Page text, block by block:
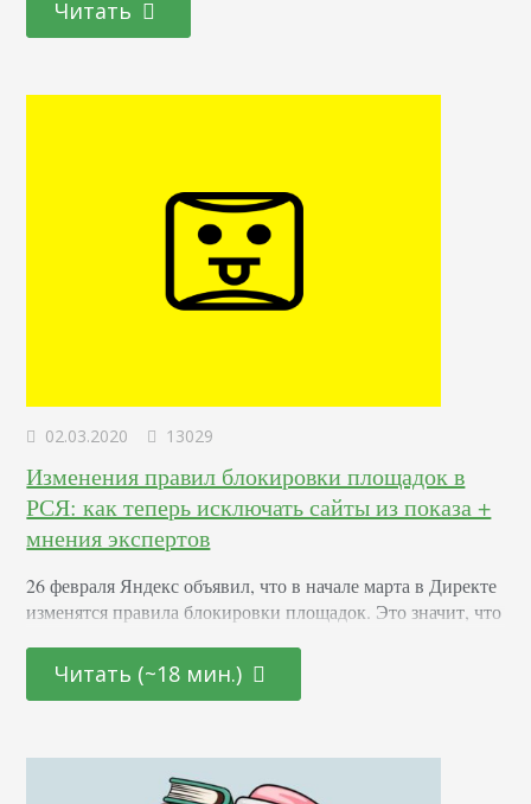
Рассмотрим, что это такое — семантическое ядро сайта —
упорядоченный набор фраз…
Читать
02.03.2020 13029
Изменения правил блокировки площадок в
РСЯ: как теперь исключать сайты из показа +
мнения экспертов
26 февраля Яндекс объявил, что в начале марта в Директе
изменятся правила блокировки площадок. Это значит, что
объявлений, при некоторых условиях система все равно
продолжит показывать рекламу. Ведущий специалист по
Читать (~18 мин.)